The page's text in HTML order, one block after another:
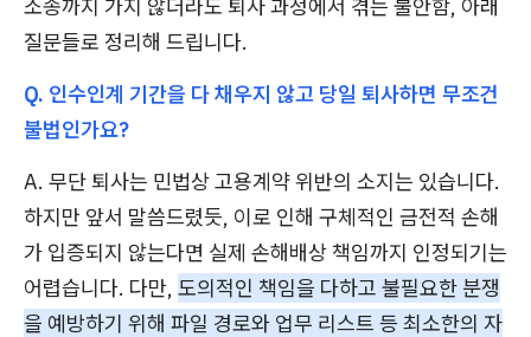
소송까지 가지 않더라도 퇴사 과정에서 겪는 불안함, 아래
질문들로 정리해 드립니다.
Q. 인수인계 기간을 다 채우지 않고 당일 퇴사하면 무조건
불법인가요?
A. 무단 퇴사는 민법상 고용계약 위반의 소지는 있습니다.
하지만 앞서 말씀드렸듯, 이로 인해 구체적인 금전적 손해
가 입증되지 않는다면 실제 손해배상 책임까지 인정되기는
어렵습니다. 다만, 도의적인 책임을 다하고 불필요한 분쟁
을 예방하기 위해 파일 경로와 업무 리스트 등 최소한의 자